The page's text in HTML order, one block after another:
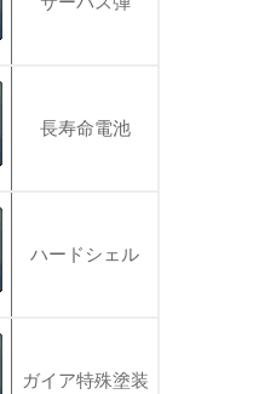
長寿命電池
ハードシェル
ガイア特殊塗装